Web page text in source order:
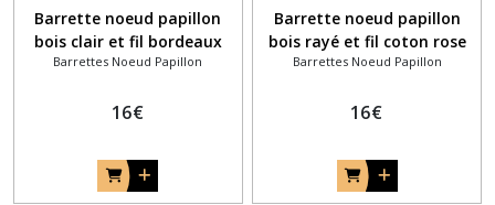
Barrette noeud papillon
bois clair et fil bordeaux
Barrettes Noeud Papillon
16€
Barrette noeud papillon
bois rayé et fil coton rose
fuchsia
Barrettes Noeud Papillon
16€